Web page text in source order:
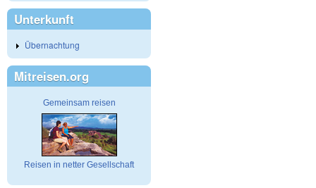
Unterkunft
Übernachtung
Mitreisen.org
Gemeinsam reisen
Reisen in netter Gesellschaft